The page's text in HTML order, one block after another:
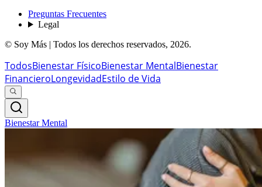
Preguntas Frecuentes
Legal
© Soy Más | Todos los derechos reservados, 2026.
TodosBienestar FísicoBienestar MentalBienestar
FinancieroLongevidadEstilo de Vida
Bienestar Mental